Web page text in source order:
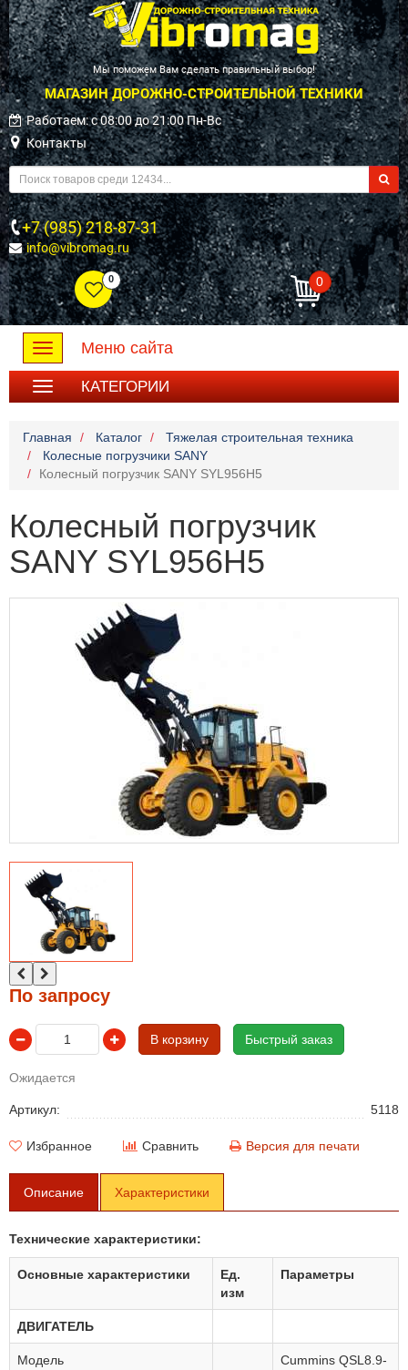
Мы поможем Вам сделать правильный выбор!
МАГАЗИН ДОРОЖНО-СТРОИТЕЛЬНОЙ ТЕХНИКИ
Работаем: c 08:00 до 21:00 Пн-Вс
Контакты
+7 (985) 218-87-31
info@vibromag.ru
0 0
Toggle
navigation
Меню сайта
КАТЕГОРИИ
Главная Каталог
Тяжелая строительная техника
Колесные погрузчики SANY
Колесный погрузчик SANY SYL956H5
Колесный погрузчик
SANY SYL956H5
По запросу
В корзину Быстрый заказ
Ожидается
Артикул: 5118
Избранное Сравнить Версия для печати
Описание Характеристики
Технические характеристики:
Основные характеристики
Ед.
изм
Параметры
ДВИГАТЕЛЬ
Модель
Cummins QSL8.9-